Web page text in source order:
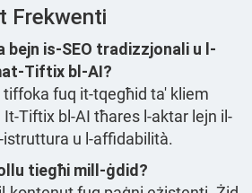
Frekwenti
is-SEO tradizzjonali u l-
Tiftix bl-AI?
tiffoka fuq it-tqegħid ta' kliem
Tiftix bl-AI tħares l-aktar lejn il-
u l-affidabilità.
tiegħi mill-ġdid?